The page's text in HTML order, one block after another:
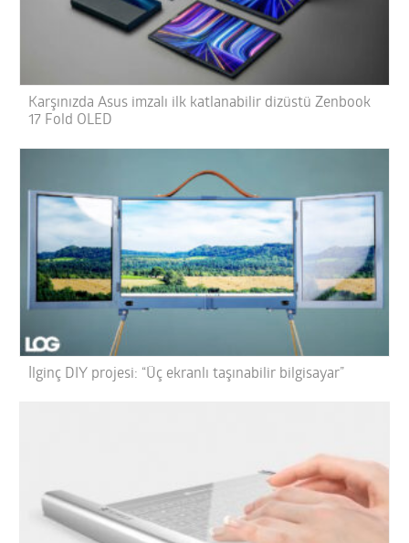
Karşınızda Asus imzalı ilk katlanabilir dizüstü Zenbook
17 Fold OLED
İlginç DIY projesi: “Üç ekranlı taşınabilir bilgisayar”